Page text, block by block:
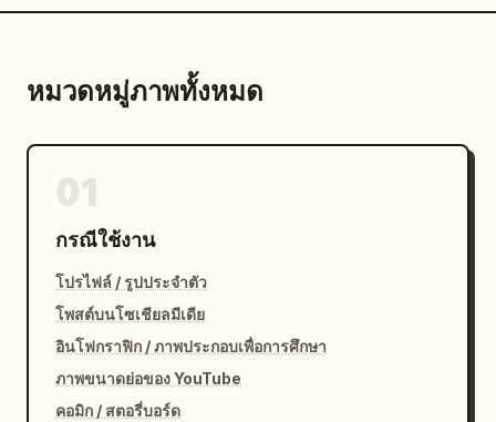
หมวดหมู่ภาพทั้งหมด
กรณีใช้งาน
โปรไฟล์ / รูปประจำตัว
โพสต์บนโซเชียลมีเดีย
อินโฟกราฟิก / ภาพประกอบเพื่อการศึกษา
ภาพขนาดย่อของ YouTube
คอมิก / สตอรี่บอร์ด